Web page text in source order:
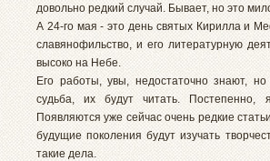
довольно редкий случай. Бывает, но это
А 24-го мая - это день святых Кирилла и
славянофильство, и его литературную
высоко на Небе.
Его работы, увы, недостаточно знают,
судьба, их будут читать.
Появляются уже сейчас очень редкие
будущие поколения будут изучать
такие дела.